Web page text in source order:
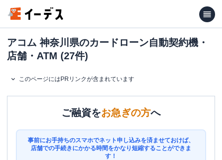
アコム 神奈川県のカードローン自動契約機・
店舗・ATM (27件)
このページにはPRリンクが含まれています
ご融資をお急ぎの方へ
事前にお手持ちのスマホでネット申し込みを済ませておけば、
店舗での手続きにかかる時間をかなり短縮することができま
す！